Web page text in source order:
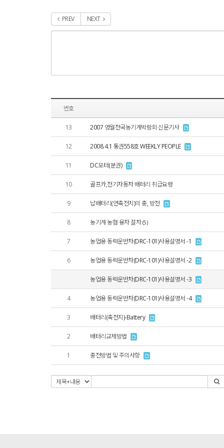
PREV NEXT
번호
13 2007 영월전국농기계박람회 신문기사
12 2008.4.1 통권558호 WEEKLY PEOPLE
11 DC모터(분권)
10 골프카,전기자동차 배터리 취급요령
9 납배터리(연축전지)의 충, 방전
8 농기계 농협 융자 절차 (5)
7 농업용 동력운반차(DRC-101)사용설명서 -1
6 농업용 동력운반차(DRC-101)사용설명서 -2
농업용 동력운반차(DRC-101)사용설명서 -3
4 농업용 동력운반차(DRC-101)사용설명서 -4
3 배터리(축전지)-Battery
2 배터리교체방법
1 충전방법 및 주의사항